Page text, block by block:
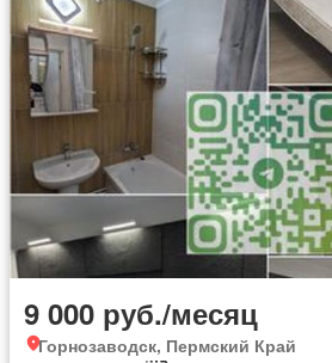
9 000 руб./месяц
Горнозаводск, Пермский Край